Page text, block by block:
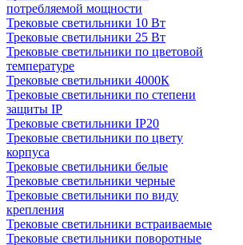
потребляемой мощности
Трековые светильники 10 Вт
Трековые светильники 25 Вт
Трековые светильники по цветовой
температуре
Трековые светильники 4000К
Трековые светильники по степени
защиты IP
Трековые светильники IP20
Трековые светильники по цвету
корпуса
Трековые светильники белые
Трековые светильники черные
Трековые светильники по виду
крепления
Трековые светильники встраиваемые
Трековые светильники поворотные